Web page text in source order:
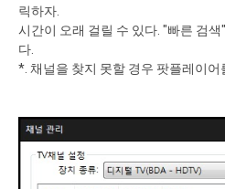
릭하자.
시간이 오래 걸릴 수 있다. "빠른 검
다.
*. 채널을 찾지 못할 경우 팟플레이어